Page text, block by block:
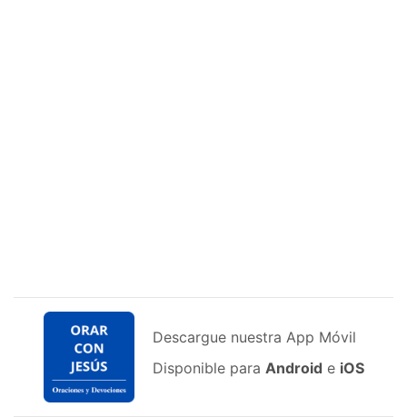
Descargue nuestra App Móvil
Disponible para Android e iOS